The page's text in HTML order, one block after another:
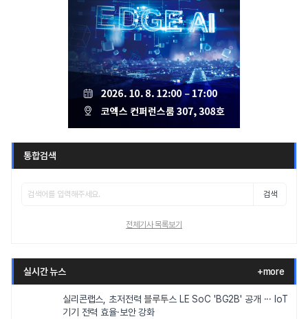
통합검색
검색
전체기사 목록보기
실시간 뉴스 +more
실리콘랩스, 초저전력 블루투스 LE SoC 'BG2B' 공개 ··· IoT
기기 전력 효율·보안 강화